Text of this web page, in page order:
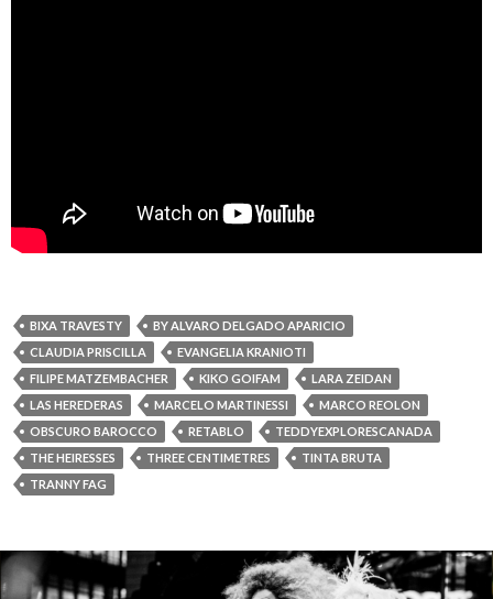
BIXA TRAVESTY
BY ALVARO DELGADO APARICIO
CLAUDIA PRISCILLA
EVANGELIA KRANIOTI
FILIPE MATZEMBACHER
KIKO GOIFAM
LARA ZEIDAN
LAS HEREDERAS
MARCELO MARTINESSI
MARCO REOLON
OBSCURO BAROCCO
RETABLO
TEDDYEXPLORESCANADA
THE HEIRESSES
THREE CENTIMETRES
TINTA BRUTA
TRANNY FAG